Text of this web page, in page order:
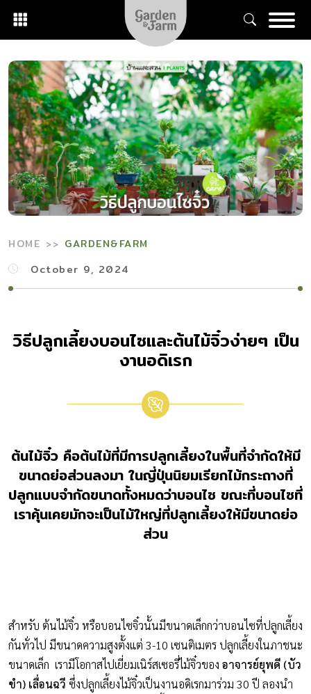
content
HOME
GARDEN&FARM
October 9, 2024
วิธีปลูกเลี้ยงบอนไซและต้นไม้จิ๋วง่ายๆ เป็น
งานอดิเรก
ต้นไม้จิ๋ว คือต้นไม้ที่มีการปลูกเลี้ยงในพื้นที่จำกัดให้มี
ขนาดย่อส่วนลงมา ในญี่ปุ่นนิยมเรียกไม้กระถางที่
ปลูกแบบจำกัดขนาดทั้งหมดว่าบอนไซ ขณะที่บอนไซที่
เราคุ้นเคยมักจะเป็นไม้ใหญ่ที่ปลูกเลี้ยงให้มีขนาดย่อ
ส่วน
สำหรับ ต้นไม้จิ๋ว หรือบอนไซจิ๋วนั้นมีขนาดเล็กกว่าบอนไซที่ปลูกเลี้ยง
กันทั่วไป มีขนาดความสูงตั้งแต่ 3-10 เซนติเมตร ปลูกเลี้ยงในภาชนะ
ขนาดเล็ก เรามีโอกาสไปเยี่ยมเนิร์สเซอรี่ไม้จิ๋วของ อาจารย์ยุพดี (บัว
ขำ) เลื่อนฉวี ซึ่งปลูกเลี้ยงไม้จิ๋วเป็นงานอดิเรกมาร่วม 30 ปี ลองนำ